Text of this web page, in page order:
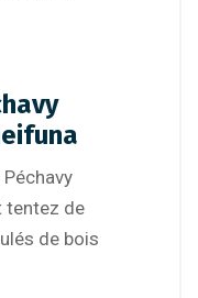
tentez de
de bois